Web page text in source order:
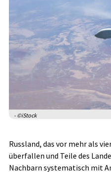
- ©iStock
Russland, das vor mehr als
überfallen und Teile des
Nachbarn systematisch mit